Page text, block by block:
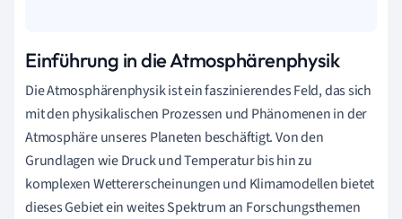
Einführung in die Atmosphärenphysik
Die Atmosphärenphysik ist ein faszinierendes Feld, das sich
mit den physikalischen Prozessen und Phänomenen in der
Atmosphäre unseres Planeten beschäftigt. Von den
Grundlagen wie Druck und Temperatur bis hin zu
komplexen Wettererscheinungen und Klimamodellen bietet
dieses Gebiet ein weites Spektrum an Forschungsthemen